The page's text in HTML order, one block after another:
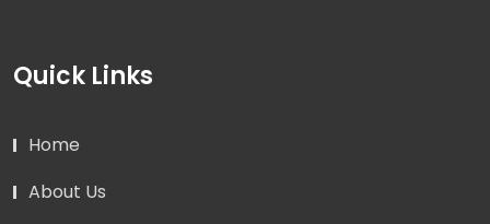
Quick Links
Home
About Us